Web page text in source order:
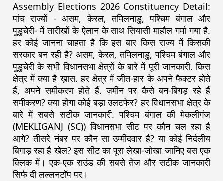
Assembly Elections 2026 Constituency Detail:
पांच राज्यों - असम, केरल, तमिलनाडु, पश्चिम बंगाल और
पुडुचेरी- में तारीखों के ऐलान के साथ सियासी माहौल गर्मा गया है.
हर कोई जानना चाहता है कि इस बार किस राज्य में किसकी
सरकार बन रही है? असम, केरल, तमिलनाडु, पश्चिम बंगाल और
पुडुचेरी के सभी विधानसभा क्षेत्रों के बारे में पूरी जानकारी. किस
क्षेत्र में क्या है ख़ास. हर क्षेत्र में जीत-हार के अपने फैक्टर होते
हैं, अपने समीकरण होते हैं. ज़मीन पर कैसे बन-बिगड़ रहे हैं
समीकरण? क्या होगा कोई बड़ा उलटफेर? हर विधानसभा क्षेत्र के
बारे में सबसे सटीक जानकारी. पश्चिम बंगाल की मेकलीगंज
(MEKLIGANJ (SC)) विधानसभा सीट पर कौन चल रहा है
आगे? तीसरे नंबर पर कौन सा उम्मीदवार है? या कोई निर्दलीय
बिगाड़ रहा है खेल? इस सीट का पूरा लेखा-जोखा जानिए बस एक
क्लिक में। एक-एक राउंड की सबसे तेज और सटीक जानकारी
सिर्फ दी लल्लनटॉप पर।